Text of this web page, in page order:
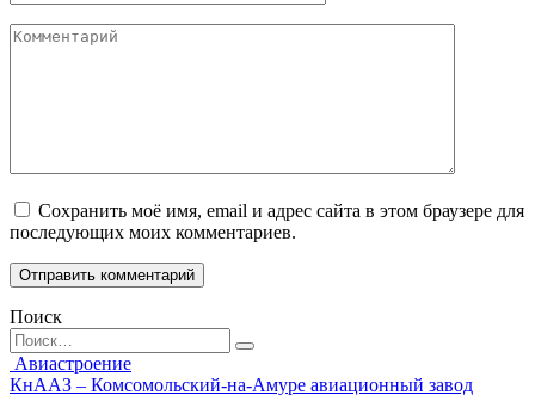
Комментарий
Сохранить моё имя, email и адрес сайта в этом браузере для
последующих моих комментариев.
Поиск
Search
for:
Авиастроение
КнААЗ – Комсомольский-на-Амуре авиационный завод